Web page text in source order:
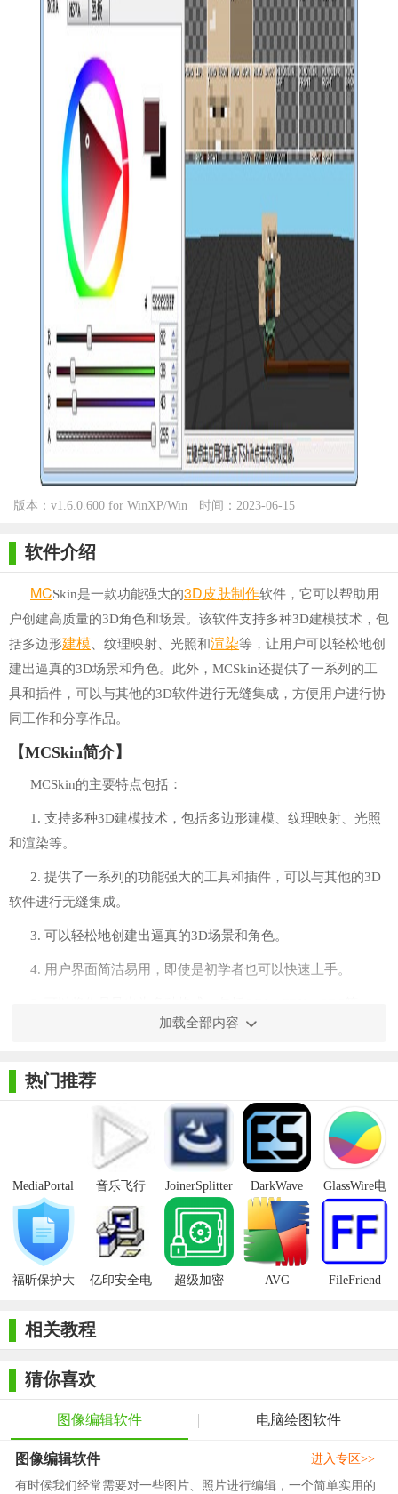
版本：v1.6.0.600 for WinXP/Win
时间：2023-06-15
软件介绍
MCSkin是一款功能强大的3D皮肤制作软件，它可以帮助用
户创建高质量的3D角色和场景。该软件支持多种3D建模技术，包
括多边形建模 、纹理映射、光照和渲染等，让用户可以轻松地创
建出逼真的3D场景和角色。此外，MCSkin还提供了一系列的工
具和插件，可以与其他的3D软件进行无缝集成，方便用户进行协
同工作和分享作品。
【MCSkin简介】
MCSkin的主要特点包括：
1. 支持多种3D建模技术，包括多边形建模、纹理映射、光照
和渲染等。
2. 提供了一系列的功能强大的工具和插件，可以与其他的3D
软件进行无缝集成。
3. 可以轻松地创建出逼真的3D场景和角色。
4. 用户界面简洁易用，即使是初学者也可以快速上手。
1. 多边形建模：支持创建和编辑多边形网格、添加几何体、
修改器、权重绘制等功能。
2. 纹理映射：支持创建和编辑纹理、映射到多边形表面、调
3. 光照和渲染：支持创建灯光、材质、渲染器等，可以调整
渲染参数，实现高质量的渲染效果。
加载全部内容
热门推荐
MediaPortal
音乐飞行
Mcool
JoinerSplitter
DarkWave
Studio32位
GlassWire电
脑版
福昕保护大
亿印安全电
超级加密
AVG
FileFriend
相关教程
猜你喜欢
图像编辑软件 电脑绘图软件
图像编辑软件
有时候我们经常需要对一些图片、照片进行编辑，一个简单实用的
进入专区>>